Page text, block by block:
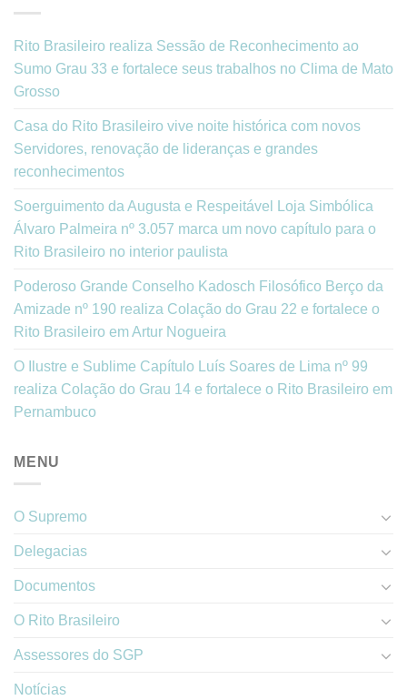
Rito Brasileiro realiza Sessão de Reconhecimento ao
Sumo Grau 33 e fortalece seus trabalhos no Clima de Mato
Grosso
Casa do Rito Brasileiro vive noite histórica com novos
Servidores, renovação de lideranças e grandes
reconhecimentos
Soerguimento da Augusta e Respeitável Loja Simbólica
Álvaro Palmeira nº 3.057 marca um novo capítulo para o
Rito Brasileiro no interior paulista
Poderoso Grande Conselho Kadosch Filosófico Berço da
Amizade nº 190 realiza Colação do Grau 22 e fortalece o
Rito Brasileiro em Artur Nogueira
O Ilustre e Sublime Capítulo Luís Soares de Lima nº 99
realiza Colação do Grau 14 e fortalece o Rito Brasileiro em
Pernambuco
MENU
O Supremo
Delegacias
Documentos
O Rito Brasileiro
Assessores do SGP
Notícias